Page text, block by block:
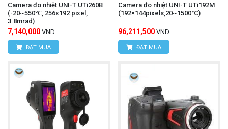
Camera đo nhiệt UNI-T UTi260B
(-20~550℃, 256x192 pixel,
3.8mrad)
7,140,000 VND
ĐẶT MUA
Camera đo nhiệt UNI-T UTi192M
(192×144pixels,20~1500°C)
96,211,500 VND
ĐẶT MUA